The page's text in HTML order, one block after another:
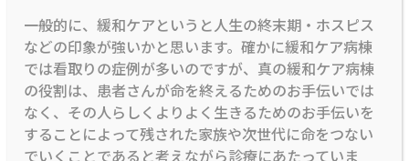
一般的に、緩和ケアというと人生の終末期・ホスピス
などの印象が強いかと思います。確かに緩和ケア病棟
では看取りの症例が多いのですが、真の緩和ケア病棟
の役割は、患者さんが命を終えるためのお手伝いでは
なく、その人らしくよりよく生きるためのお手伝いを
することによって残された家族や次世代に命をつない
でいくことであると考えながら診療にあたっていま